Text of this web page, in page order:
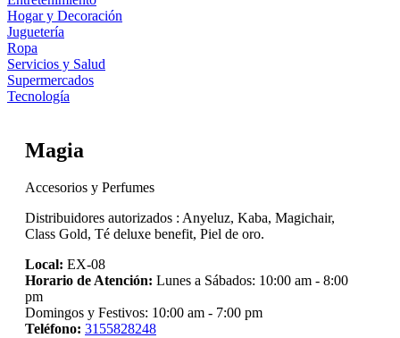
Hogar y Decoración
Juguetería
Ropa
Servicios y Salud
Supermercados
Tecnología
Magia
Accesorios y Perfumes
Distribuidores autorizados : Anyeluz, Kaba, Magichair,
Class Gold, Té deluxe benefit, Piel de oro.
Local: EX-08
Horario de Atención: Lunes a Sábados: 10:00 am - 8:00
pm
Domingos y Festivos: 10:00 am - 7:00 pm
Teléfono: 3155828248